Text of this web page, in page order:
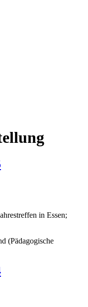
in Essen;
(Pädagogische